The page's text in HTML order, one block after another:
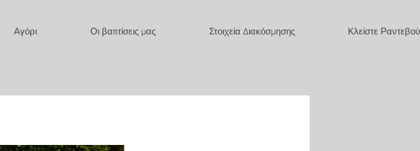
Αγόρι Οι βαπτίσεις μας Στοιχεία Διακόσμησης Κλείστε Ραντεβού